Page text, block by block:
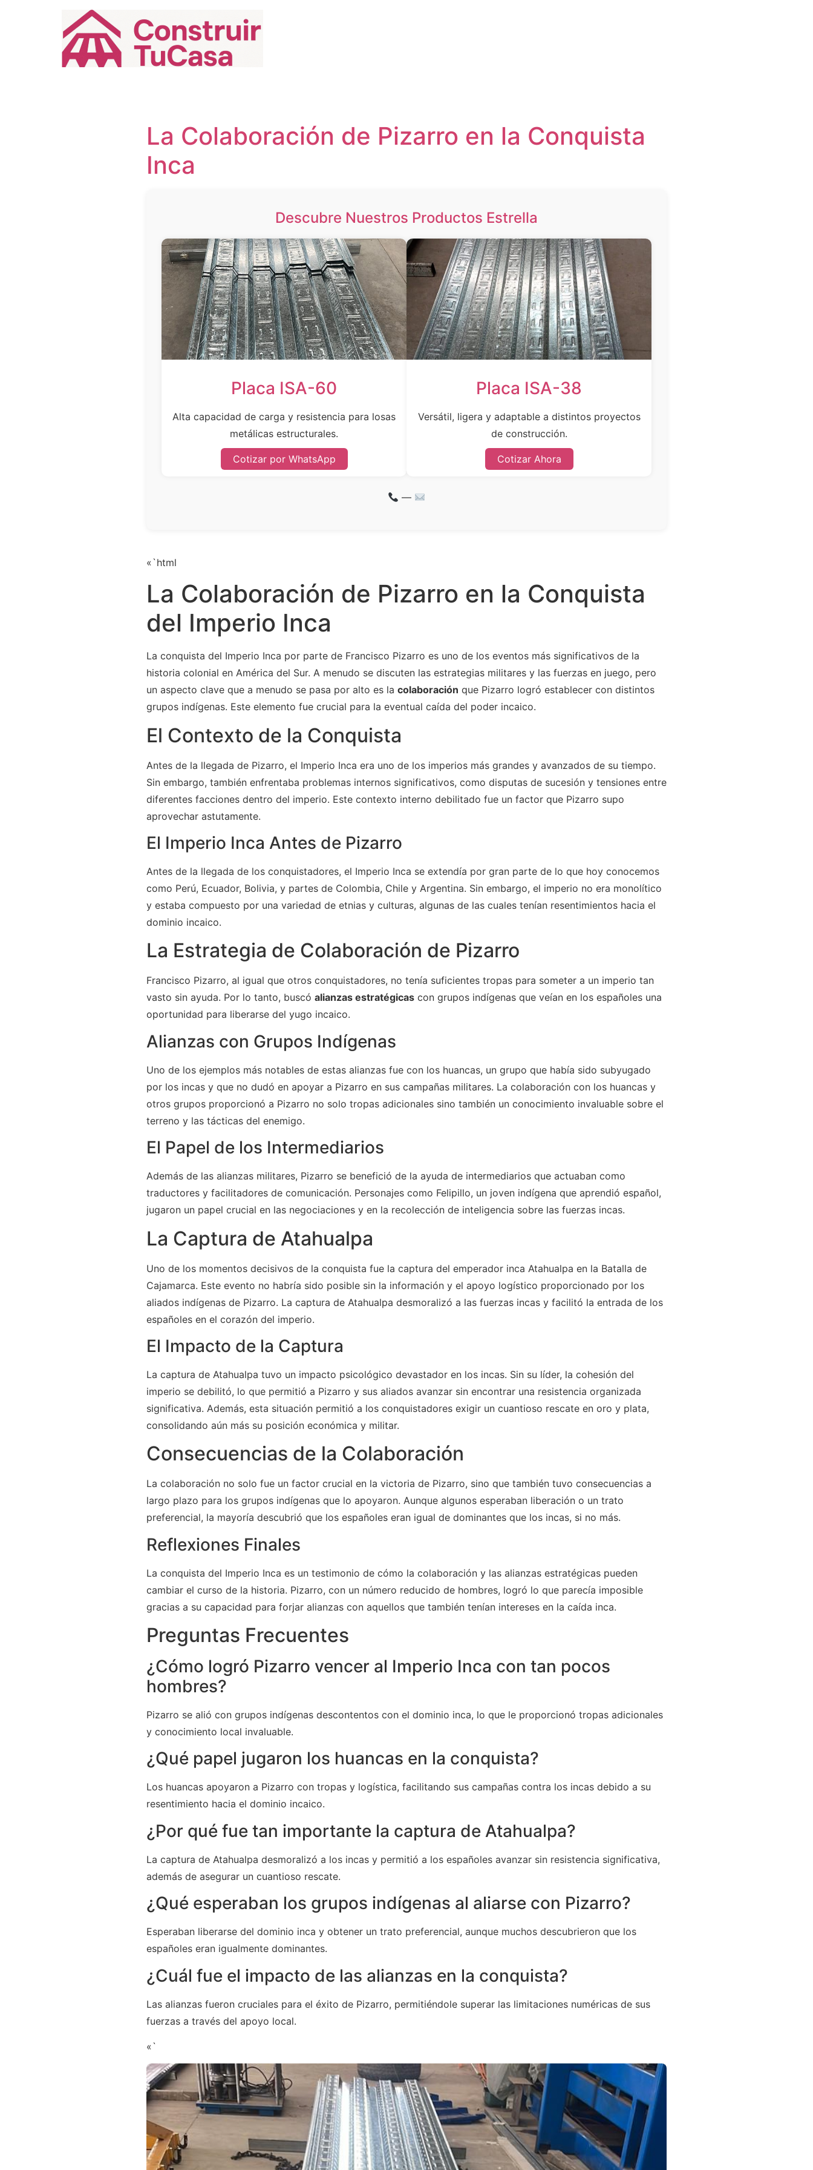
La Colaboración de Pizarro en la Conquista
Inca
Descubre Nuestros Productos Estrella
Placa ISA-60
Alta capacidad de carga y resistencia para losas
metálicas estructurales.
Cotizar por WhatsApp
Placa ISA-38
Versátil, ligera y adaptable a distintos proyectos
de construcción.
Cotizar Ahora
—
«`html
La Colaboración de Pizarro en la Conquista
del Imperio Inca
La conquista del Imperio Inca por parte de Francisco Pizarro es uno de los eventos más significativos de la
historia colonial en América del Sur. A menudo se discuten las estrategias militares y las fuerzas en juego, pero
un aspecto clave que a menudo se pasa por alto es la colaboración que Pizarro logró establecer con distintos
grupos indígenas. Este elemento fue crucial para la eventual caída del poder incaico.
El Contexto de la Conquista
Antes de la llegada de Pizarro, el Imperio Inca era uno de los imperios más grandes y avanzados de su tiempo.
Sin embargo, también enfrentaba problemas internos significativos, como disputas de sucesión y tensiones entre
diferentes facciones dentro del imperio. Este contexto interno debilitado fue un factor que Pizarro supo
aprovechar astutamente.
El Imperio Inca Antes de Pizarro
Antes de la llegada de los conquistadores, el Imperio Inca se extendía por gran parte de lo que hoy conocemos
como Perú, Ecuador, Bolivia, y partes de Colombia, Chile y Argentina. Sin embargo, el imperio no era monolítico
y estaba compuesto por una variedad de etnias y culturas, algunas de las cuales tenían resentimientos hacia el
dominio incaico.
La Estrategia de Colaboración de Pizarro
Francisco Pizarro, al igual que otros conquistadores, no tenía suficientes tropas para someter a un imperio tan
vasto sin ayuda. Por lo tanto, buscó alianzas estratégicas con grupos indígenas que veían en los españoles una
oportunidad para liberarse del yugo incaico.
Alianzas con Grupos Indígenas
Uno de los ejemplos más notables de estas alianzas fue con los huancas, un grupo que había sido subyugado
por los incas y que no dudó en apoyar a Pizarro en sus campañas militares. La colaboración con los huancas y
otros grupos proporcionó a Pizarro no solo tropas adicionales sino también un conocimiento invaluable sobre el
terreno y las tácticas del enemigo.
El Papel de los Intermediarios
Además de las alianzas militares, Pizarro se benefició de la ayuda de intermediarios que actuaban como
traductores y facilitadores de comunicación. Personajes como Felipillo, un joven indígena que aprendió español,
jugaron un papel crucial en las negociaciones y en la recolección de inteligencia sobre las fuerzas incas.
La Captura de Atahualpa
Uno de los momentos decisivos de la conquista fue la captura del emperador inca Atahualpa en la Batalla de
Cajamarca. Este evento no habría sido posible sin la información y el apoyo logístico proporcionado por los
aliados indígenas de Pizarro. La captura de Atahualpa desmoralizó a las fuerzas incas y facilitó la entrada de los
españoles en el corazón del imperio.
El Impacto de la Captura
La captura de Atahualpa tuvo un impacto psicológico devastador en los incas. Sin su líder, la cohesión del
imperio se debilitó, lo que permitió a Pizarro y sus aliados avanzar sin encontrar una resistencia organizada
significativa. Además, esta situación permitió a los conquistadores exigir un cuantioso rescate en oro y plata,
consolidando aún más su posición económica y militar.
Consecuencias de la Colaboración
La colaboración no solo fue un factor crucial en la victoria de Pizarro, sino que también tuvo consecuencias a
largo plazo para los grupos indígenas que lo apoyaron. Aunque algunos esperaban liberación o un trato
preferencial, la mayoría descubrió que los españoles eran igual de dominantes que los incas, si no más.
Reflexiones Finales
La conquista del Imperio Inca es un testimonio de cómo la colaboración y las alianzas estratégicas pueden
cambiar el curso de la historia. Pizarro, con un número reducido de hombres, logró lo que parecía imposible
gracias a su capacidad para forjar alianzas con aquellos que también tenían intereses en la caída inca.
Preguntas Frecuentes
¿Cómo logró Pizarro vencer al Imperio Inca con tan pocos
hombres?
Pizarro se alió con grupos indígenas descontentos con el dominio inca, lo que le proporcionó tropas adicionales
y conocimiento local invaluable.
¿Qué papel jugaron los huancas en la conquista?
Los huancas apoyaron a Pizarro con tropas y logística, facilitando sus campañas contra los incas debido a su
resentimiento hacia el dominio incaico.
¿Por qué fue tan importante la captura de Atahualpa?
La captura de Atahualpa desmoralizó a los incas y permitió a los españoles avanzar sin resistencia significativa,
además de asegurar un cuantioso rescate.
¿Qué esperaban los grupos indígenas al aliarse con Pizarro?
Esperaban liberarse del dominio inca y obtener un trato preferencial, aunque muchos descubrieron que los
españoles eran igualmente dominantes.
¿Cuál fue el impacto de las alianzas en la conquista?
Las alianzas fueron cruciales para el éxito de Pizarro, permitiéndole superar las limitaciones numéricas de sus
fuerzas a través del apoyo local.
«`